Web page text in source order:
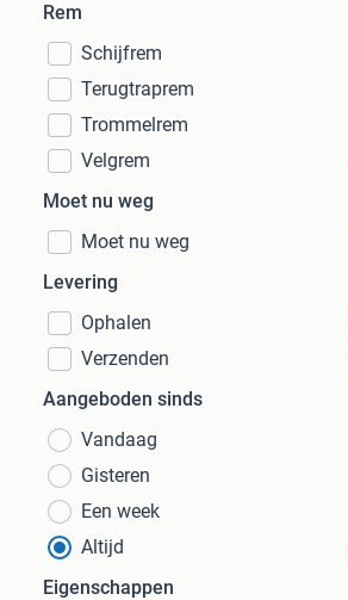
Rem
Schijfrem
Terugtraprem
Trommelrem
Velgrem
Moet nu weg
Moet nu weg
Levering
Ophalen
Verzenden
Aangeboden sinds
Vandaag
Gisteren
Een week
Altijd
Eigenschappen